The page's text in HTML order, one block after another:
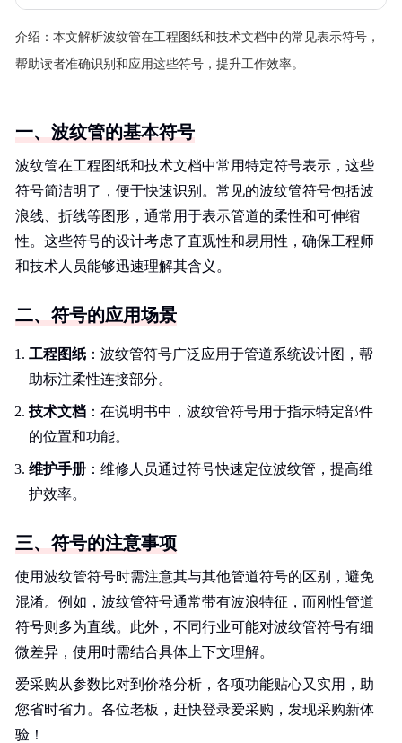
介绍： 本文解析波纹管在工程图纸和技术文档中的常见表示符号，
帮助读者准确识别和应用这些符号，提升工作效率。
一、波纹管的基本符号
波纹管在工程图纸和技术文档中常用特定符号表示，这些
符号简洁明了，便于快速识别。常见的波纹管符号包括波
浪线、折线等图形，通常用于表示管道的柔性和可伸缩
性。这些符号的设计考虑了直观性和易用性，确保工程师
和技术人员能够迅速理解其含义。
二、符号的应用场景
工程图纸 ：波纹管符号广泛应用于管道系统设计图，帮
助标注柔性连接部分。
技术文档 ：在说明书中，波纹管符号用于指示特定部件
的位置和功能。
维护手册 ：维修人员通过符号快速定位波纹管，提高维
护效率。
三、符号的注意事项
使用波纹管符号时需注意其与其他管道符号的区别，避免
混淆。例如，波纹管符号通常带有波浪特征，而刚性管道
符号则多为直线。此外，不同行业可能对波纹管符号有细
微差异，使用时需结合具体上下文理解。
爱采购从参数比对到价格分析，各项功能贴心又实用，助
您省时省力。各位老板，赶快登录爱采购，发现采购新体
验！